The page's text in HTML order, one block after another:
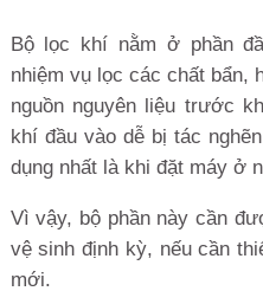
Bộ lọc khí nằm ở phần
nhiệm vụ lọc các chất bẩn,
nguồn nguyên liệu trước
khí đầu vào dễ bị tác
dụng nhất là khi đặt máy ở
Vì vậy, bộ phần này cần
vệ sinh định kỳ, nếu cần
mới.